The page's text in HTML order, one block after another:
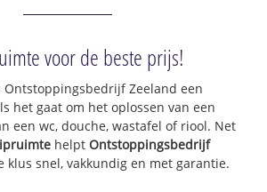
voor de beste prijs!
Zeeland een
het gaat om het oplossen van een
een wc, douche, wastafel of riool. Net
helptOntstoppingsbedrijf
klus snel, vakkundig en met garantie.